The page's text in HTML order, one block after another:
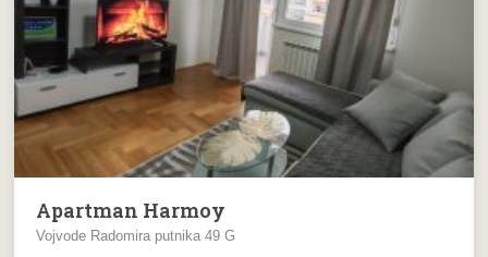
Apartman Harmoy
Vojvode Radomira putnika 49 G